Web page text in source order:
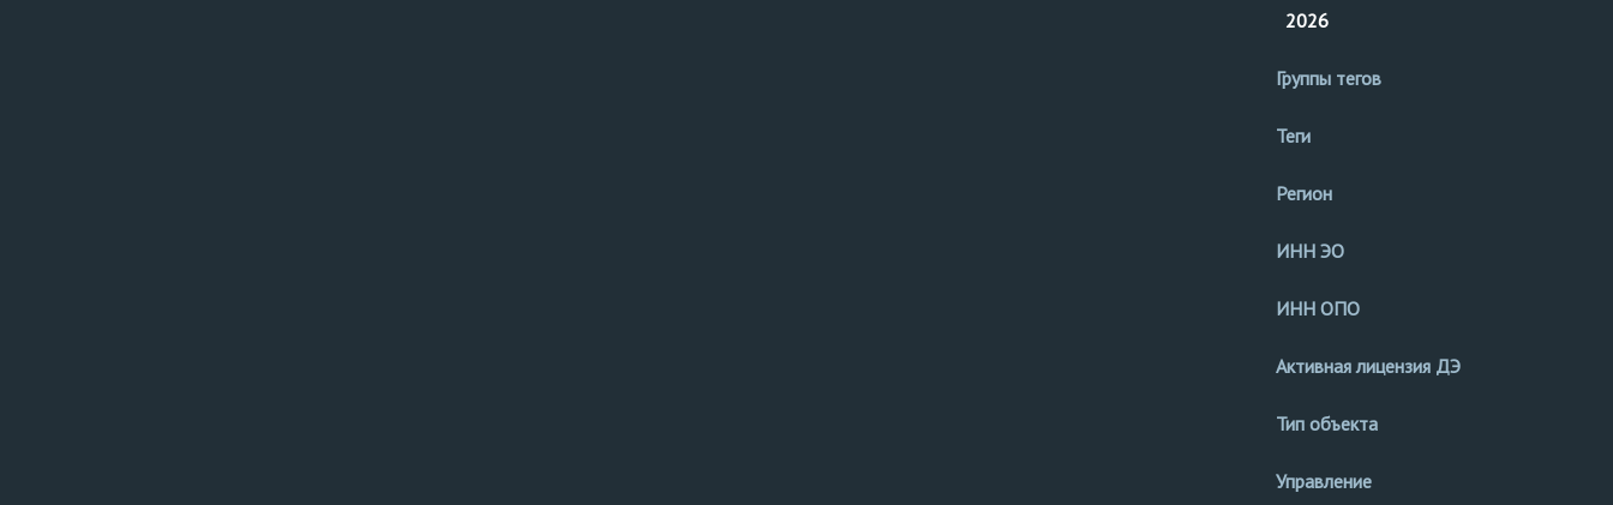
2026
Группы тегов
Теги
Регион
ИНН ЭО
ИНН ОПО
Активная лицензия ДЭ
Тип объекта
Управление